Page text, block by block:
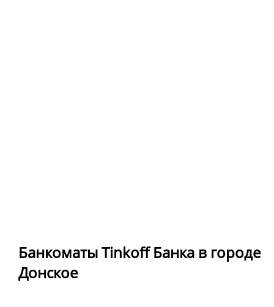
Банкоматы Tinkoff Банка в городе
Донское